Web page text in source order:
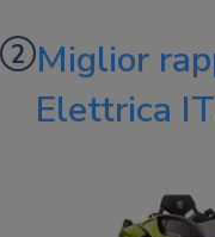
Miglior
Elettrica